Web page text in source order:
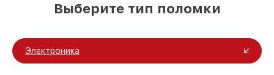
Выберите тип поломки
Электроника